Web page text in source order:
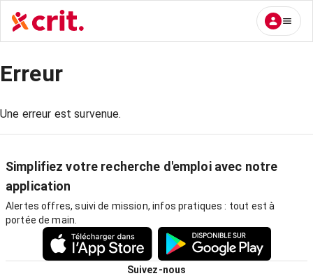
Erreur
Une erreur est survenue.
Simplifiez votre recherche d'emploi avec notre
application
Alertes offres, suivi de mission, infos pratiques : tout est à
portée de main.
Suivez-nous